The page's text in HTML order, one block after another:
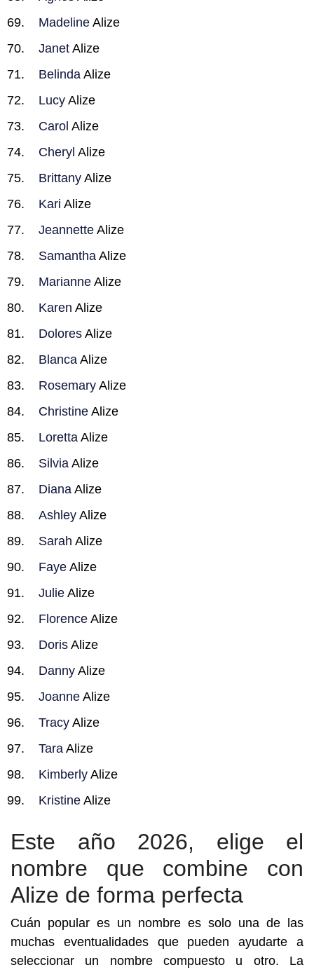
Madeline Alize
Janet Alize
Belinda Alize
Lucy Alize
Carol Alize
Cheryl Alize
Brittany Alize
Kari Alize
Jeannette Alize
Samantha Alize
Marianne Alize
Karen Alize
Dolores Alize
Blanca Alize
Rosemary Alize
Christine Alize
Loretta Alize
Silvia Alize
Diana Alize
Ashley Alize
Sarah Alize
Faye Alize
Julie Alize
Florence Alize
Doris Alize
Danny Alize
Joanne Alize
Tracy Alize
Tara Alize
Kimberly Alize
Kristine Alize
Este año 2026, elige el
nombre que combine con
Alize de forma perfecta
Cuán popular es un nombre es solo una de las
muchas eventualidades que pueden ayudarte a
seleccionar un nombre compuesto u otro. La